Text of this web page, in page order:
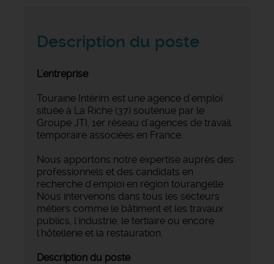
Description du poste
L'entreprise
Touraine Intérim est une agence d'emploi
située à La Riche (37) soutenue par le
Groupe JTI, 1er réseau d'agences de travail
temporaire associées en France.
Nous apportons notre expertise auprès des
professionnels et des candidats en
recherche d'emploi en région tourangelle.
Nous intervenons dans tous les secteurs
métiers comme le bâtiment et les travaux
publics, l'industrie, le tertiaire ou encore
l'hôtellerie et la restauration.
Description du poste